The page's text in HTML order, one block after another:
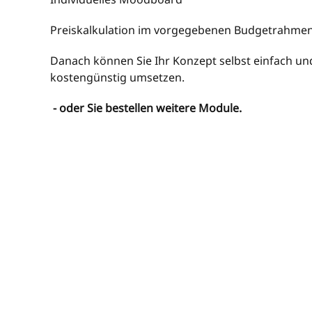
Preiskalkulation im vorgegebenen
Danach können Sie Ihr Konzept selbst einfach
kostengünstig umsetzen.
- oder Sie bestellen weitere Module.